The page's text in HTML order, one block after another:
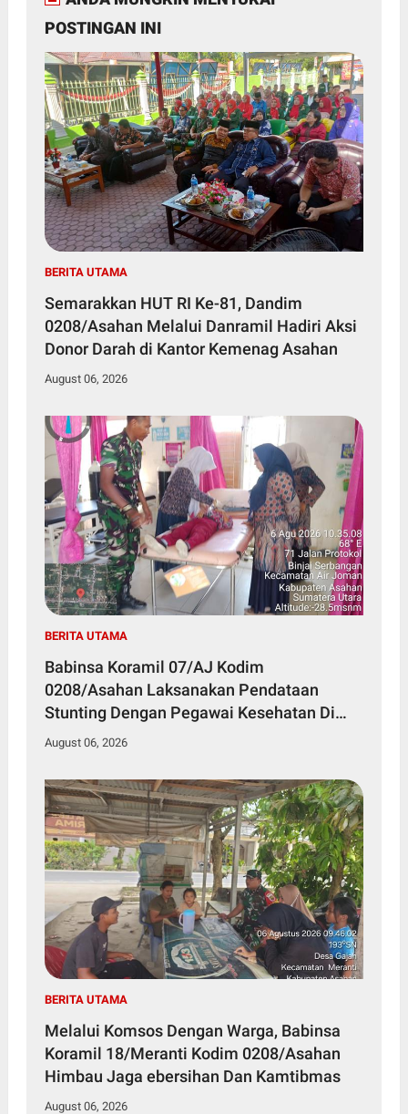
POSTINGAN INI
BERITA UTAMA
Semarakkan HUT RI Ke-81, Dandim
0208/Asahan Melalui Danramil Hadiri Aksi
Donor Darah di Kantor Kemenag Asahan
August 06, 2026
BERITA UTAMA
Babinsa Koramil 07/AJ Kodim
0208/Asahan Laksanakan Pendataan
Stunting Dengan Pegawai Kesehatan Di
Puskesmas
August 06, 2026
BERITA UTAMA
Melalui Komsos Dengan Warga, Babinsa
Koramil 18/Meranti Kodim 0208/Asahan
Himbau Jaga ebersihan Dan Kamtibmas
August 06, 2026